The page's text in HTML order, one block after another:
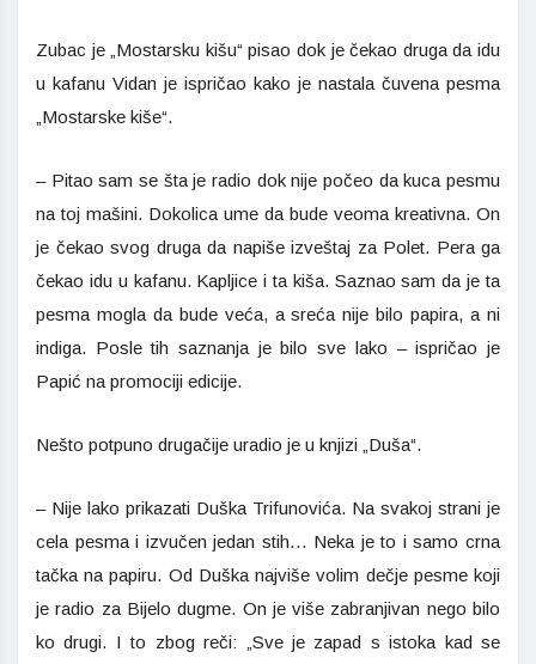
Zubac je „Mostarsku kišu“ pisao dok je čekao druga da idu
u kafanu Vidan je ispričao kako je nastala čuvena pesma
„Mostarske kiše“.
– Pitao sam se šta je radio dok nije počeo da kuca pesmu
na toj mašini. Dokolica ume da bude veoma kreativna. On
je čekao svog druga da napiše izveštaj za Polet. Pera ga
čekao idu u kafanu. Kapljice i ta kiša. Saznao sam da je ta
pesma mogla da bude veća, a sreća nije bilo papira, a ni
indiga. Posle tih saznanja je bilo sve lako – ispričao je
Papić na promociji edicije.
Nešto potpuno drugačije uradio je u knjizi „Duša“.
– Nije lako prikazati Duška Trifunovića. Na svakoj strani je
cela pesma i izvučen jedan stih… Neka je to i samo crna
tačka na papiru. Od Duška najviše volim dečje pesme koji
je radio za Bijelo dugme. On je više zabranjivan nego bilo
ko drugi. I to zbog reči: „Sve je zapad s istoka kad se